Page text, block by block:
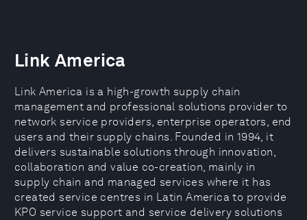
Link America
Link America is a high-growth supply chain
management and professional solutions provider to
network service providers, enterprise operators, end
users and their supply chains. Founded in 1994, it
delivers sustainable solutions through innovation,
collaboration and value co-creation, mainly in
supply chain and managed services where it has
created service centres in Latin America to provide
KPO service support and service delivery solutions